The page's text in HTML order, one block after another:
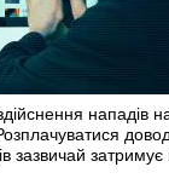
нападів
зазвичай затримує